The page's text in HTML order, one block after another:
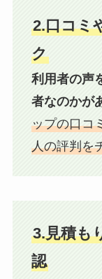
2.口コミ
ク
利用者の声
者なのかが
ップの口コ
人の評判を
3.見積も
認